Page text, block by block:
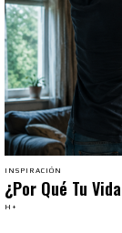
INSPIRACIÓN
¿Por Qué Tu
H+